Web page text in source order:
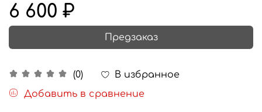
(0)
В избранное
Добавить в сравнение
6 600 ₽
Предзаказ